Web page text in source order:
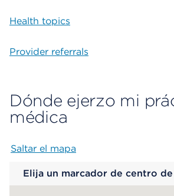
Health topics
Provider referrals
Dónde ejerzo mi
médica
Saltar el mapa
Elija un marcador de centro